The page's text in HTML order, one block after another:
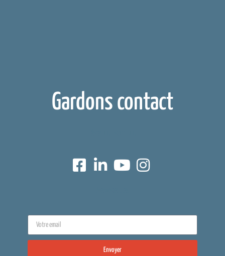
Gardons contact
Envoyer